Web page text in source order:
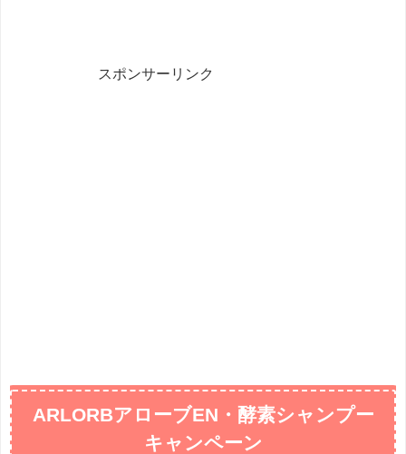
スポンサーリンク
ARLORBアローブEN・酵素シャンプー
キャンペーン